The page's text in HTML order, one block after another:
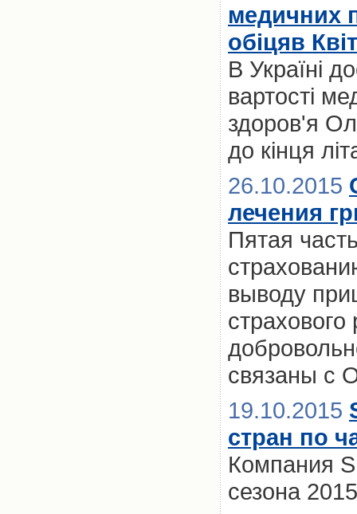
медичних
обіцяв
В Україні
вартості
здоров'я
до кінця
26.10.2015
лечения
Пятая
выводу
связаны с
19.10.2015
стран по
Компания
сезона